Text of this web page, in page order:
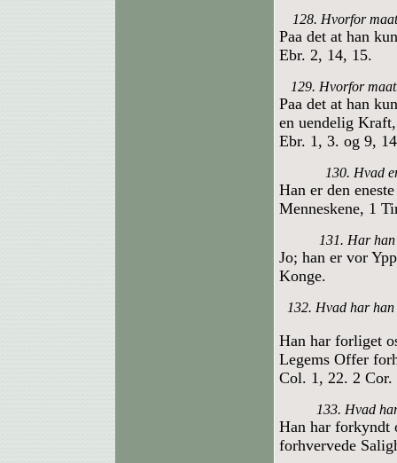
128. Hvorfor
Paa det at han
Ebr. 2, 14, 15.
129. Hvorfor
Paa det at han
en uendelig
Ebr. 1, 3. og 9,
130. Hvad
Han er den
Menneskene, 1
131. Har
Jo; han er vor
Konge.
132. Hvad har
Han har forliget
Legems Offer
Col. 1, 22. 2 Cor.
133. Hvad
Han har forkyndt
forhvervede